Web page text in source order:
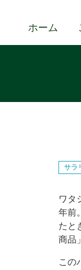
ホーム
サラ
ワタ
年前
たと
商品
この